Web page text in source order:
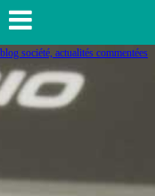
blog société, actualités commentées